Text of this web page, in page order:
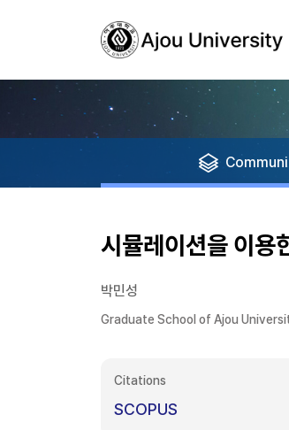
시뮬레이션을 이
박민성
Graduate School of Ajou
Citations
SCOPUS